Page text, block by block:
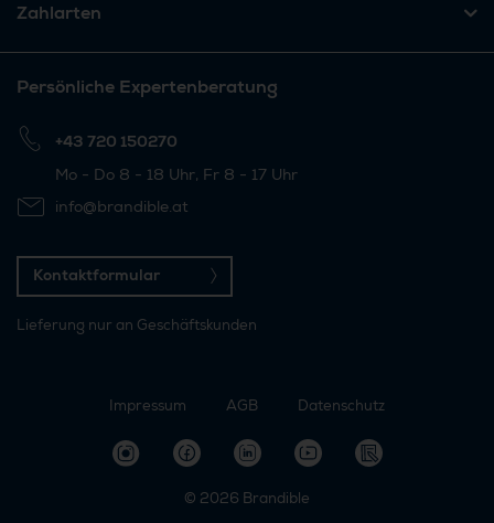
Zahlarten
Persönliche Expertenberatung
+43 720 150270
Mo - Do 8 - 18 Uhr, Fr 8 - 17 Uhr
info@brandible.at
Kontaktformular
Lieferung nur an Geschäftskunden
Impressum AGB Datenschutz
© 2026 Brandible